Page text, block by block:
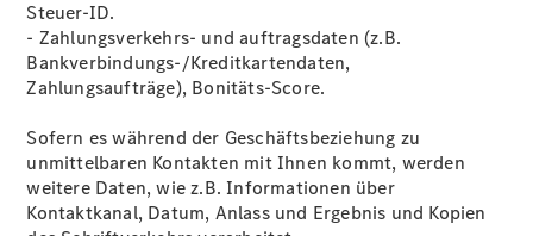
Steuer-ID.
- Zahlungsverkehrs- und auftragsdaten (z.B.
Bankverbindungs-/Kreditkartendaten,
Zahlungsaufträge), Bonitäts-Score.
Sofern es während der Geschäftsbeziehung zu
unmittelbaren Kontakten mit Ihnen kommt, werden
weitere Daten, wie z.B. Informationen über
Kontaktkanal, Datum, Anlass und Ergebnis und Kopien